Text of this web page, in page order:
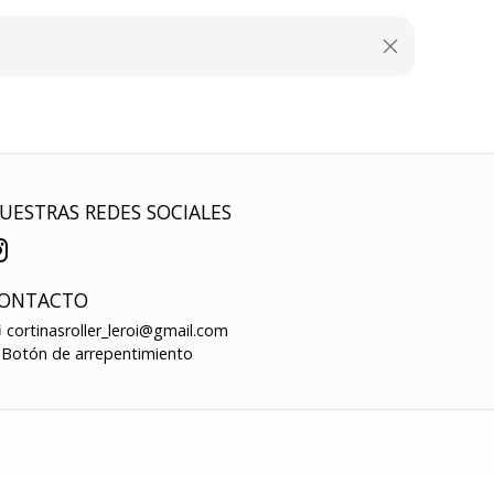
REDES SOCIALES
cortinasroller_leroi@gmail.com
de arrepentimiento